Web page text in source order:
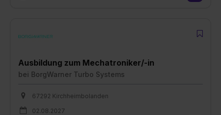
Ausbildung zum Mechatroniker/-in
bei BorgWarner Turbo Systems
67292 Kirchheimbolanden
02.08.2027